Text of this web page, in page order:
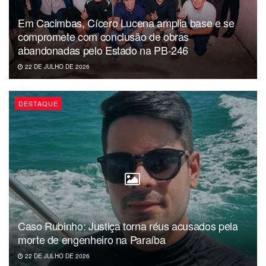
evoluir no esporte”, disse a atleta que ficou com a medalha
de ouro no Grand Slam Nordeste de Natal.
As aulas no projeto Arte de Viver acontecem três vezes por
semana – terças, quartas e sextas, das 14 às 17h. Gabriel
Almeida, de 21 anos, é outro que considera o projeto
essencial na sua vida. Ele diz que se tornou um jovem
melhor, mais feliz e focado nos seus objetivos depois que
Em Cacimbas, Cícero Lucena amplia base e se
compromete com conclusão de obras
abandonadas pelo Estado na PB-246
22 DE JULHO DE 2026
DESTAQUE
Caso Rubinho: Justiça torna réus acusados pela
morte de engenheiro na Paraíba
22 DE JULHO DE 2026